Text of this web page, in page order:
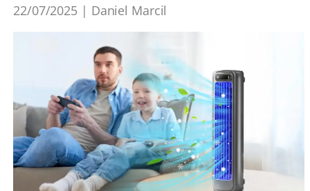
22/07/2025 | Daniel Marcil